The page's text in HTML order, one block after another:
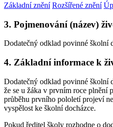
Základní znění Rozšířené znění
3. Pojmenování (název)
Dodatečný odklad povinné školní
4. Základní informace k
Dodatečný odklad povinné školní
že se u žáka v prvním roce plnění
průběhu prvního pololetí projeví
vyspělost ke školní docházce.
Pokud ředitel školy rozhodne o